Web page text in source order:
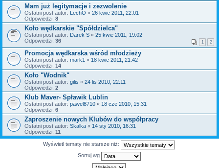
Mam już legitymacje i zezwolenie
Ostatni post autor: LechO « 26 kwie 2011, 22:01
Odpowiedzi: 8
Koło wędkarskie "Spółdzielca"
Ostatni post autor: Darek S « 25 kwie 2011, 19:02
Odpowiedzi: 36 1 2
Promocja wędkarska wśród młodzieży
Ostatni post autor: mark1 « 18 kwie 2011, 21:42
Odpowiedzi: 14
Koło "Wodnik"
Ostatni post autor: gilis « 24 lis 2010, 22:11
Odpowiedzi: 2
Klub Maver- Spławik Lublin
Ostatni post autor: pawel8710 « 18 cze 2010, 15:31
Odpowiedzi: 6
Zaproszenie nowych Klubów do współpracy
Ostatni post autor: Skalka « 14 sty 2010, 16:31
Odpowiedzi: 11
Wyświetl tematy nie starsze niż:
Sortuj wg